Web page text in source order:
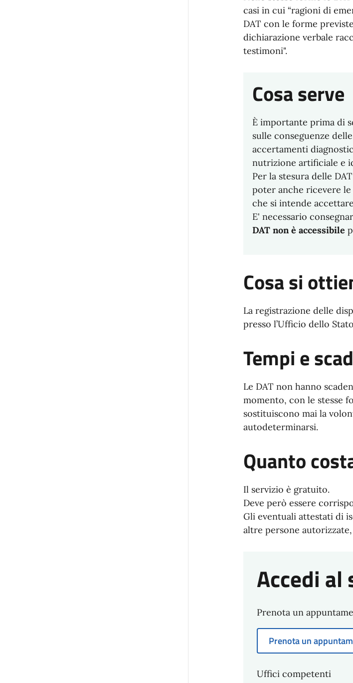
casi in cui “ragioni di
DAT con le forme
dichiarazione verbale
testimoni".
Cosa serve
È importante prima di
sulle conseguenze
accertamenti
nutrizione artificiale e
Per la stesura delle
poter anche ricevere
che si intende
E' necessario
DAT non è accessibile
Cosa si
La registrazione delle
presso l’Ufficio dello
Tempi e
Le DAT non hanno
momento, con le stesse
sostituiscono mai la
autodeterminarsi.
Quanto
Il servizio è gratuito.
Deve però essere
Gli eventuali attestati di
altre persone
Accedi al
Prenota un
Prenota un
Uffici competenti